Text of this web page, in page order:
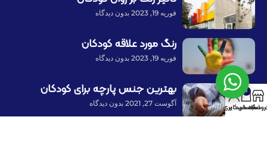
فوریه 19, 2023 بدون دیدگاه
رنگ مورد علاقه کودکان
فوریه 19, 2023 بدون دیدگاه
بهترین جنس پارچه برای کودکان
آگوست 27, 2021 بدون دیدگاه
0
سبد خرید
حساب کاربری من